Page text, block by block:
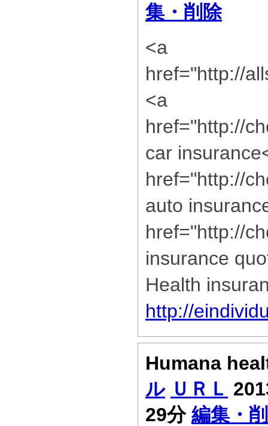
集・削除
<a
href="http://
<a
href="http://
car
href="http://
auto
href="http://
insurance
Health
http://
Humana
ル ＵＲＬ
29分 編集・